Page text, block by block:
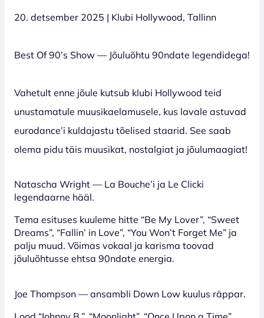
20. detsember 2025 | Klubi Hollywood, Tallinn
Best Of 90’s Show — Jõuluõhtu 90ndate legendidega!
Vahetult enne jõule kutsub klubi Hollywood teid
unustamatule muusikaelamusele, kus lavale astuvad
eurodance’i kuldajastu tõelised staarid. See saab
olema pidu täis muusikat, nostalgiat ja jõulumaagiat!
Natascha Wright — La Bouche’i ja Le Clicki
legendaarne hääl.
Tema esituses kuuleme hitte “Be My Lover”, “Sweet
Dreams”, “Fallin’ in Love”, “You Won’t Forget Me” ja
palju muud. Võimas vokaal ja karisma toovad
jõuluõhtusse ehtsa 90ndate energia.
Joe Thompson — ansambli Down Low kuulus räppar.